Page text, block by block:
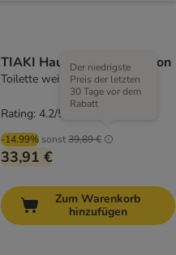
TIAKI Haubentoilette Devon
Toilette weiß
-14.99% sonst39,89 €
Der niedrigste
Preis der letzten
30 Tage vor dem
Rabatt
33,91 €
Rating: 4.2/5
Zum Warenkorb
hinzufügen